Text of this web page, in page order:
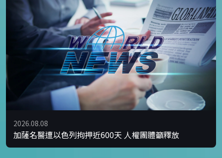
2026.08.08
加薩名醫遭以色列拘押近600天 人權團體籲釋放